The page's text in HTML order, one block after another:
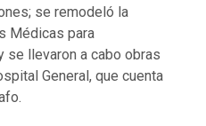
se remodeló la
Médicas para
se llevaron a cabo obras
General, que cuenta